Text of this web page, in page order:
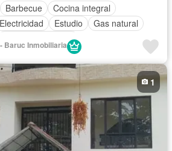
Barbecue
Cocina integral
Electricidad Estudio
Gas natural
Seguridad privada
Baruc Inmobiliaria
1